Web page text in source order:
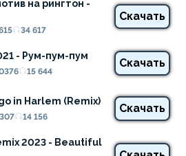
на рингтон -
34 617
Скачать
- Рум-пум-пум
15 644
Скачать
in Harlem (Remix)
14 156
Скачать
2023 - Beautiful